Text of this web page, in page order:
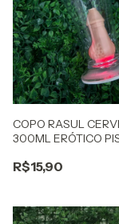
COPO RASUL
300ML ERÓTICO
R$15,90